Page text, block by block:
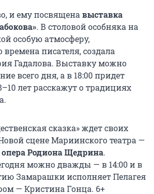
и ему посвящена выставка
. В столовой особняка на
особую атмосферу,
писателя, создала
Гадалова. Выставку можно
всего дня, а в 18:00 придет
лет расскажут о традициях
сказка»ждет своих
сцене Мариинского театра —
опера Родиона Щедрина.
можно дважды — в 14:00 и в
Замарашки исполняет Пелагея
— Кристина Гонца. 6+